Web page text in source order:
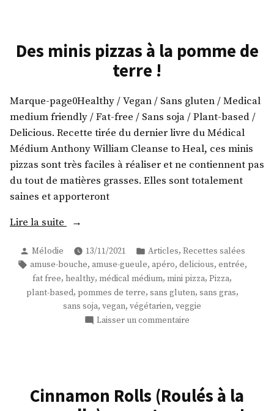
les
Des minis pizzas à la pomme de
terre !
Marque-page0Healthy / Vegan / Sans gluten / Medical
medium friendly / Fat-free / Sans soja / Plant-based /
Delicious. Recette tirée du dernier livre du Médical
Médium Anthony William Cleanse to Heal, ces minis
pizzas sont très faciles à réaliser et ne contiennent pas
du tout de matières grasses. Elles sont totalement
saines et apporteront
Lire la suite
« Des
pizzas
à
la
pomme
Publié
par
Mélodie 13/11/2021
Publié
dans
Articles, Recettes salées
Étiquettes :
amuse-bouche, amuse-gueule, apéro, delicious, entrée,
fat free, healthy, médical médium, mini pizza, Pizza,
plant-based, pommes de terre, sans gluten, sans gras,
sans soja, vegan, végétarien, veggie
Laisser un commentaire
la
pomme
Cinnamon Rolls (Roulés à la